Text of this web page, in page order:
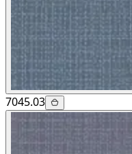
7045.03